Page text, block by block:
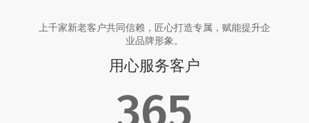
上千家新老客户共同信赖，匠心打造专属，赋能提升企
业品牌形象。
用心服务客户